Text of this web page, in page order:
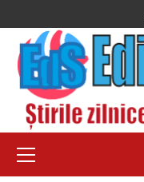
to
content
Menu